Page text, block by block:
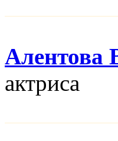
Алентова
актриса